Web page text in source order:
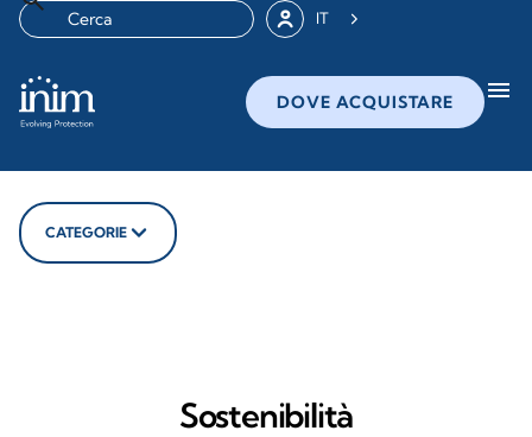
IT
DOVE ACQUISTARE menu
CATEGORIE
Sostenibilità